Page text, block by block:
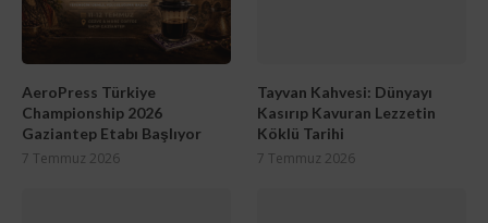
AeroPress Türkiye
Championship 2026
Gaziantep Etabı Başlıyor
7 Temmuz 2026
Tayvan Kahvesi: Dünyayı
Kasırıp Kavuran Lezzetin
Köklü Tarihi
7 Temmuz 2026